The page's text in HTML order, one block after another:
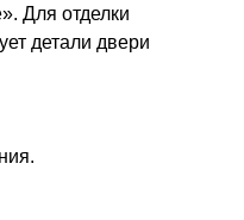
Для отделки
детали двери